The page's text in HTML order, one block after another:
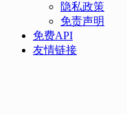
隐私政策
免责声明
免费API
友情链接